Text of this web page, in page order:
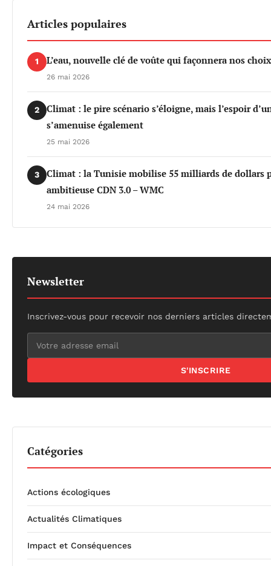
Articles populaires
1 L’eau, nouvelle clé de voûte qui façonnera nos
26 mai 2026
2
Climat : le pire scénario s’éloigne, mais l’espoir
s’amenuise également
25 mai 2026
3
Climat : la Tunisie mobilise 55 milliards de dollars
ambitieuse CDN 3.0 – WMC
24 mai 2026
Newsletter
Inscrivez-vous pour recevoir nos derniers articles
S'INSCRIRE
Catégories
Actions écologiques
Actualités Climatiques
Impact et Conséquences